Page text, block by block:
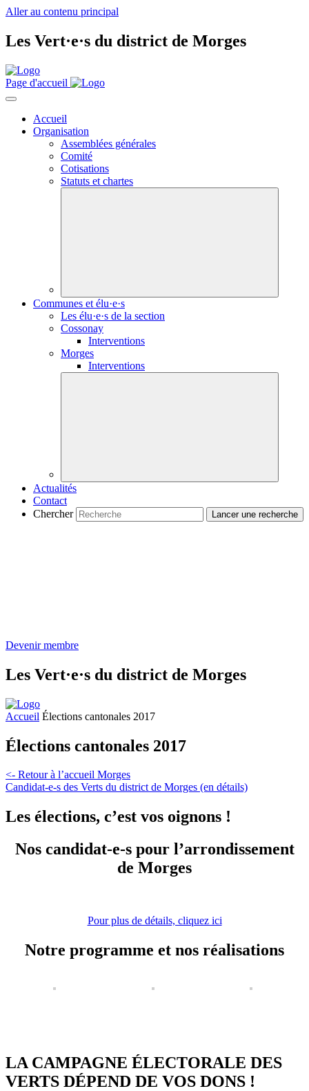
Aller au contenu principal
Les Vert·e·s du district de Morges
Page d'accueil
Accueil
Organisation
Assemblées générales
Comité
Cotisations
Statuts et chartes
Communes et élu·e·s
Les élu·e·s de la section
Cossonay
Interventions
Morges
Interventions
Actualités
Contact
Chercher
Devenir membre
Les Vert·e·s du district de Morges
Accueil Élections cantonales 2017
Élections cantonales 2017
<- Retour à l’accueil Morges
Candidat-e-s des Verts du district de Morges (en détails)
Les élections, c’est vos oignons !
Nos candidat-e-spour l’arrondissement
de Morges
Pour plus de détails, cliquez ici
Notre programme et nos réalisations
LA CAMPAGNE ÉLECTORALE DES
VERTS DÉPEND DE VOS DONS !